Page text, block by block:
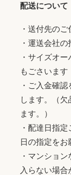
配送について
・送付先の
・運送会社
・サイズオ
もごさいます
・ご入金確
します。（
ます。）
・配達日指
日の指定をお
・マンショ
入らない場